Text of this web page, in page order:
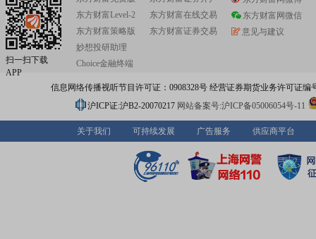
扫一扫下载
APP
东方财富Level-2
东方财富策略版
妙想投研助理
Choice金融终端
东方财富在线交易
东方财富证券交易
东方财富网微信
意见与建议
信息网络传播视听节目许可证：0908328号 经营证券期货业务许可证编
沪ICP证:沪B2-20070217 网站备案号:沪ICP备05006054号-11
关于我们 可持续发展 广告服务 供应商平台